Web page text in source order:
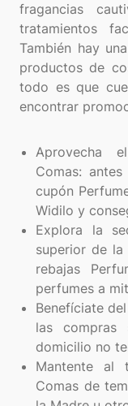
fragancias
tratamientos
También hay
productos de
todo es que
encontrar
Aprovecha
Comas:
cupón
Widilo y
Explora la
superior de
rebajas
perfumes a
Benefíciate
las
domicilio no
Mantente al
Comas de